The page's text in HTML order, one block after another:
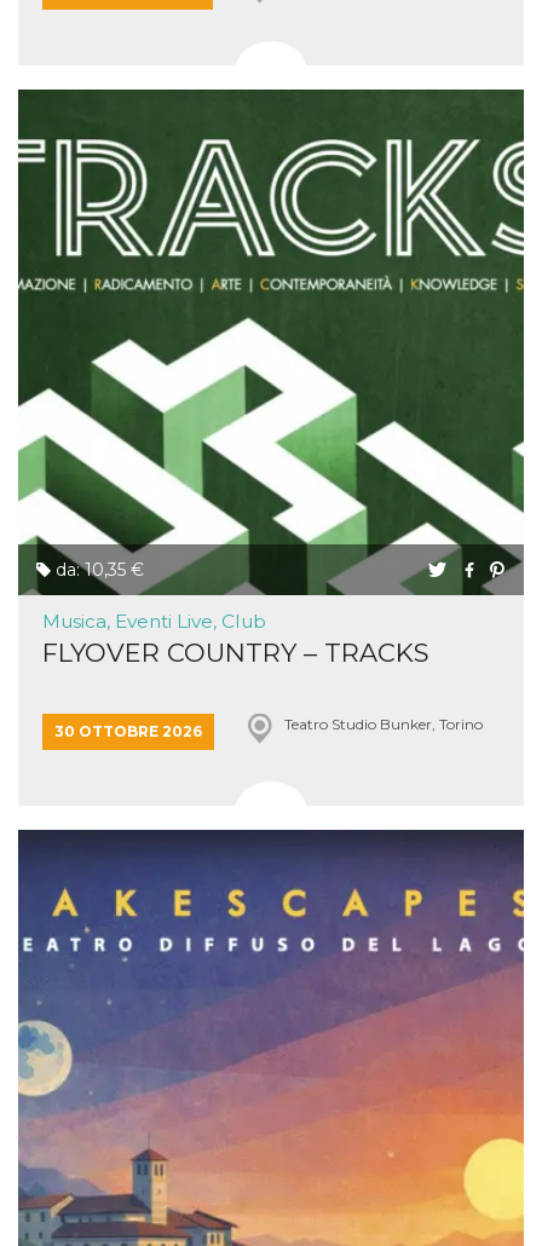
da: 10,35 €
Musica, Eventi Live, Club
FLYOVER COUNTRY – TRACKS
30 OTTOBRE 2026 Teatro Studio Bunker, Torino